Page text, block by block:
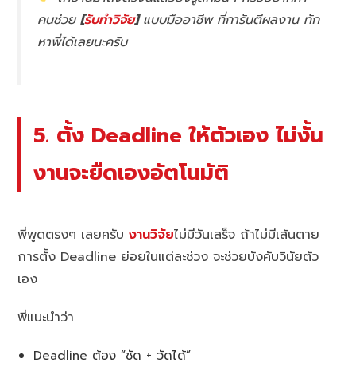
คนช่วย[รับทำวิจัย]แบบมืออาชีพ ที่การันตีผลงาน ทัก
หาพี่ได้เลยนะครับ
5. ตั้ง Deadline ให้ตัวเอง ไม่งั้น
งานจะยืดเองอัตโนมัติ
พี่พูดตรงๆ เลยครับงานวิจัยไม่มีวันเสร็จ ถ้าไม่มีเส้นตาย
การตั้ง Deadline ย่อยในแต่ละช่วง จะช่วยบังคับวินัยตัว
เอง
พี่แนะนำว่า
Deadline ต้อง “ชัด + วัดได้”